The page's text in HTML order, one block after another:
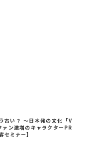
古い？ ～日本発の文化「V
ン激増のキャラクターPR
セミナー】